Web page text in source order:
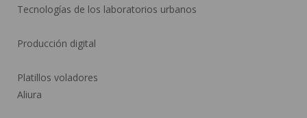
Tecnologías de los laboratorios urbanos
Producción digital
Platillos voladores
Aliura